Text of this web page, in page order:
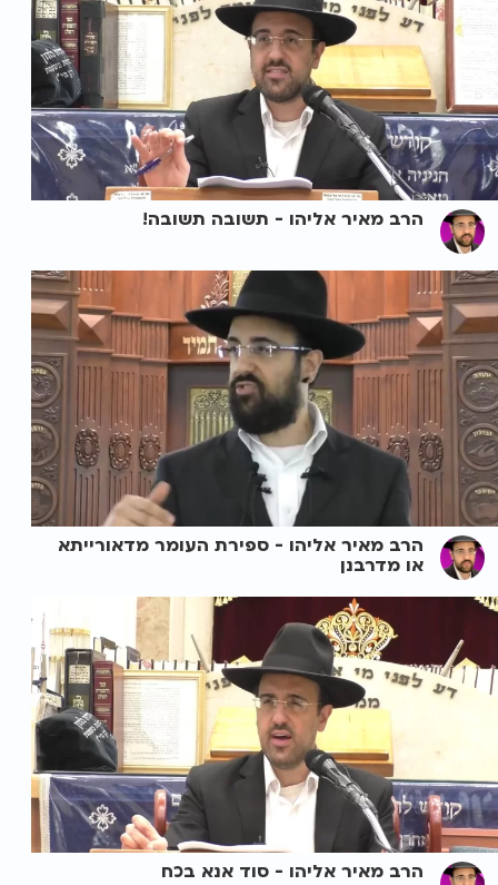
הרב מאיר אליהו - תשובה תשובה!
הרב מאיר אליהו - ספירת העומר מדאורייתא
או מדרבנן
הרב מאיר אליהו - סוד אנא בכח